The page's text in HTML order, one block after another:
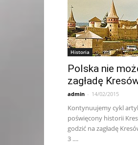
Historia
Polska nie
zagładę
admin - 14/02/2015
Kontynuujemy cykl
poświęcony historii
godzić na zagładę
3 ....